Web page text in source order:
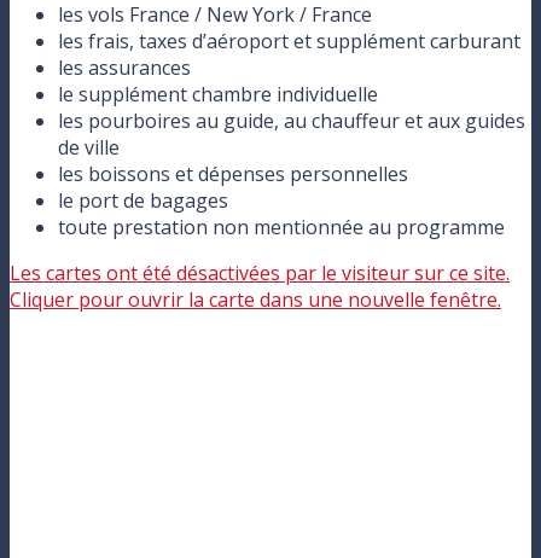
les vols France / New York / France
les frais, taxes d’aéroport et supplément carburant
les assurances
le supplément chambre individuelle
les pourboires au guide, au chauffeur et aux guides
de ville
les boissons et dépenses personnelles
le port de bagages
toute prestation non mentionnée au programme
Les cartes ont été désactivées par le visiteur sur ce site.
Cliquer pour ouvrir la carte dans une nouvelle fenêtre.